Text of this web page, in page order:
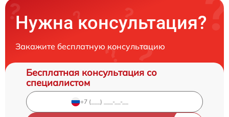
Нужна консультация?
Закажите бесплатную консультацию
Бесплатная консультация со
специалистом